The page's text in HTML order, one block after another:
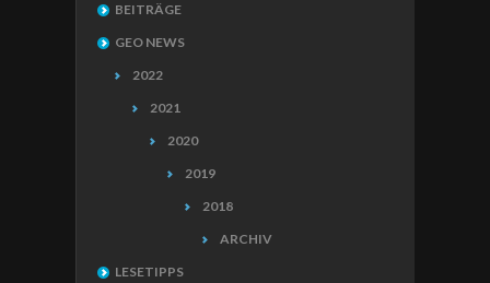
BEITRÄGE
GEO NEWS
2022
2021
2020
2019
2018
ARCHIV
LESETIPPS